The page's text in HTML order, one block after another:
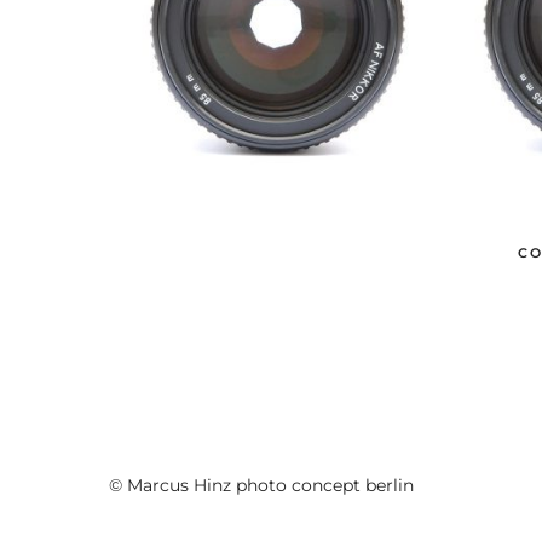
© Marcus Hinz photo concept berlin